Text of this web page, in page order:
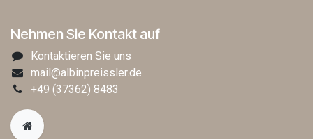
Nehmen Sie Kontakt auf
Kontaktieren Sie uns
mail@albinpreissler.de
+49 (37362) 8483